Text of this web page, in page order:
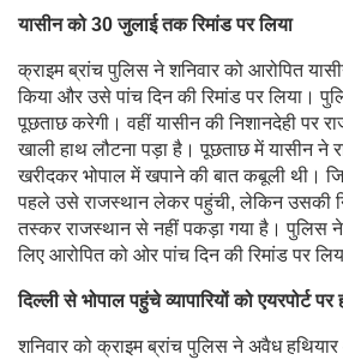
यासीन को 30 जुलाई तक रिमांड पर लिया
क्राइम ब्रांच पुलिस ने शनिवार को आरोपित
किया और उसे पांच दिन की रिमांड पर लिया।
पूछताछ करेगी। वहीं यासीन की निशानदेही पर
खाली हाथ लौटना पड़ा है। पूछताछ में यासीन ने
खरीदकर भोपाल में खपाने की बात कबूली थी।
पहले उसे राजस्थान लेकर पहुंची, लेकिन उसकी
तस्कर राजस्थान से नहीं पकड़ा गया है। पुलिस
लिए आरोपित को ओर पांच दिन की रिमांड पर
दिल्ली से भोपाल पहुंचे व्यापारियों को एयरपोर्ट पर
शनिवार को क्राइम ब्रांच पुलिस ने अवैध